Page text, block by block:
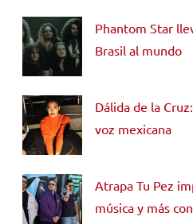
Phantom Star
Brasil al mundo
Dálida de la
voz mexicana
Atrapa Tu Pez
música y más